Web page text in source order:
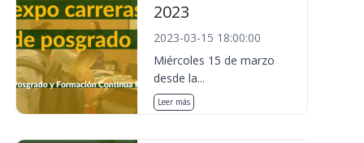
2023
2023-03-15 18:00:00
Miércoles 15 de marzo
desde la...
Leer más